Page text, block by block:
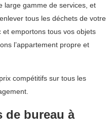
large gamme de services, et
tous les déchets de votre
emportons tous vos objets
l’appartement propre et
compétitifs sur tous les
de bureau à